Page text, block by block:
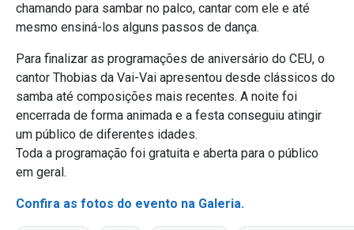
chamando para sambar no palco, cantar com ele e até
mesmo ensiná-los alguns passos de dança.
Para finalizar as programações de aniversário do CEU, o
cantor Thobias da Vai-Vai apresentou desde clássicos do
samba até composições mais recentes. A noite foi
encerrada de forma animada e a festa conseguiu atingir
um público de diferentes idades.
Toda a programação foi gratuita e aberta para o público
em geral.
Confira as fotos do evento na Galeria.